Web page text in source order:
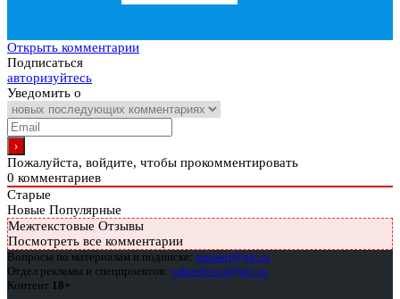
Открыть комментарии
Подписаться
авторизуйтесь
Уведомить о
Пожалуйста, войдите, чтобы прокомментировать
0 комментариев
Старые
Новые Популярные
Межтекстовые Отзывы
Посмотреть все комментарии
Вопросы по материалам и подписке: support@glc.ru
Отдел рекламы и спецпроектов: yakovleva.a@glc.ru
Контент 18+